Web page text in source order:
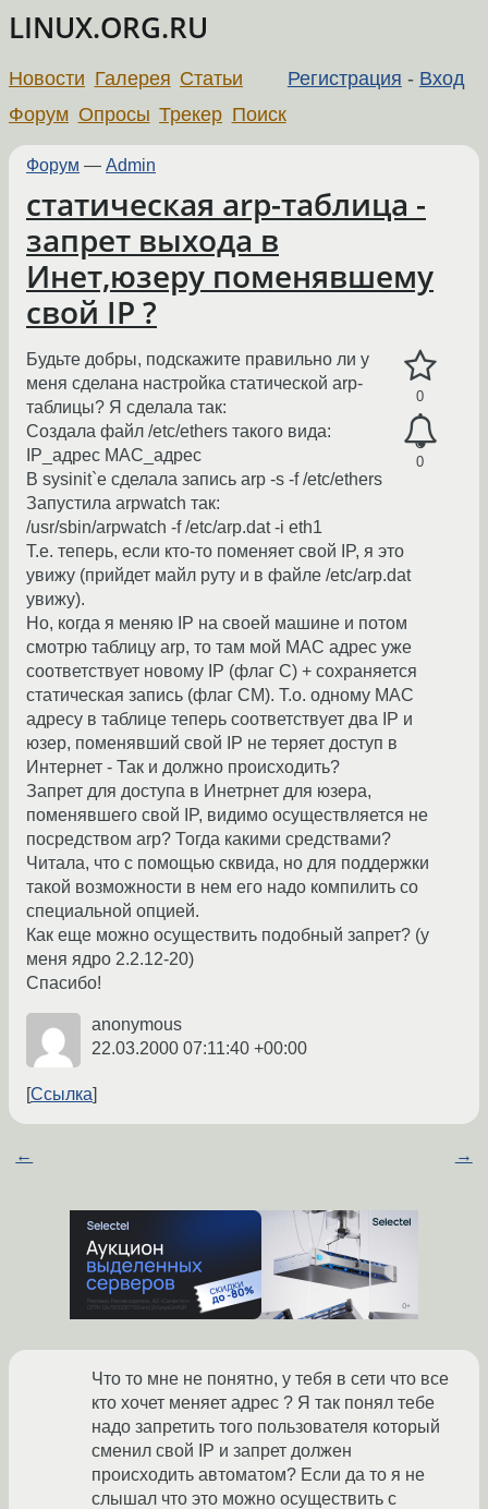
LINUX.ORG.RU
Регистрация - Вход
Новости Галерея Статьи
Форум Опросы Трекер Поиск
Форум — Admin
статическая arp-таблица -
запрет выхода в
Инет,юзеру поменявшему
свой IP ?
0
0
Будьте добры, подскажите правильно ли у
меня сделана настройка статической arp-
таблицы? Я сделала так:
Создала файл /etc/ethers такого вида:
IP_адрес МАС_адрес
В sysinit`e сделала запись arp -s -f /etc/ethers
Запустила arpwatch так:
/usr/sbin/arpwatch -f /etc/arp.dat -i eth1
Т.е. теперь, если кто-то поменяет свой IP, я это
увижу (прийдет майл руту и в файле /etc/arp.dat
увижу).
Но, когда я меняю IP на своей машине и потом
смотрю таблицу arp, то там мой MAC адрес уже
соответствует новому IP (флаг С) + сохраняется
статическая запись (флаг СМ). Т.о. одному МАС
адресу в таблице теперь соответствует два IP и
юзер, поменявший свой IP не теряет доступ в
Интернет - Так и должно происходить?
Запрет для доступа в Инетрнет для юзера,
поменявшего свой IP, видимо осуществляется не
посредством arp? Тогда какими средствами?
Читала, что с помощью сквида, но для поддержки
такой возможности в нем его надо компилить со
специальной опцией.
Как еще можно осуществить подобный запрет? (у
меня ядро 2.2.12-20)
Спасибо!
anonymous
22.03.2000 07:11:40 +00:00
Ссылка
← →
Что то мне не понятно, у тебя в сети что все
кто хочет меняет адрес ? Я так понял тебе
надо запретить того пользователя который
сменил свой IP и запрет должен
происходить автоматом? Если да то я не
слышал что это можно осуществить с